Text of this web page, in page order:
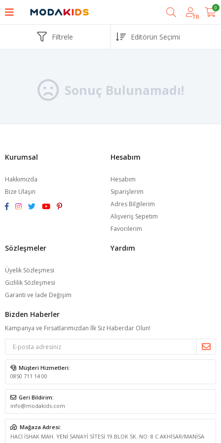
TR
0
Filtrele
Sonuç Bulunamadı!
Kurumsal
Hakkımızda
Bize Ulaşın
Hesabım
Hesabım
Siparişlerim
Adres Bilgilerim
Alışveriş Sepetim
Favorilerim
Sözleşmeler
Üyelik Sözleşmesi
Gizlilik Sözleşmesi
Garanti ve İade Değişim
Yardım
Bizden Haberler
Kampanya ve Fırsatlarımızdan İlk Siz Haberdar Olun!
Müşteri Hizmetleri:
0850 711 14 00
Geri Bildirim:
info@modakids.com
Mağaza Adresi:
HACI İSHAK MAH. YENİ SANAYİ SİTESİ 19.BLOK SK. NO: 8 C AKHİSAR/MANİSA